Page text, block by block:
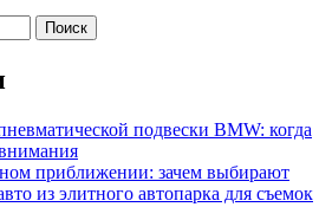
подвески BMW: когда
приближении: зачем выбирают
из элитного автопарка для съемок